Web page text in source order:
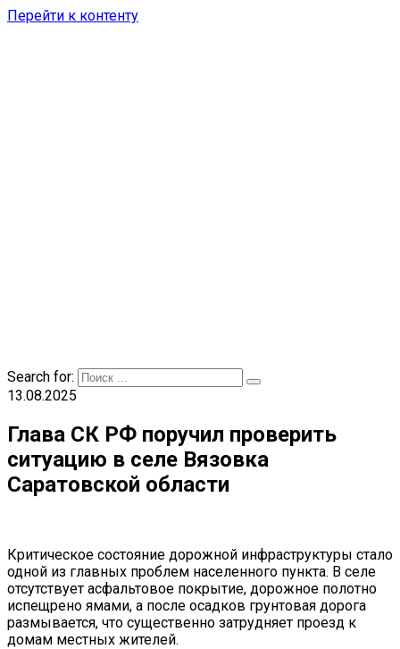
Перейти к контенту
Search for:
13.08.2025
Глава СК РФ поручил проверить
ситуацию в селе Вязовка
Саратовской области
Критическое состояние дорожной инфраструктуры стало
одной из главных проблем населенного пункта. В селе
отсутствует асфальтовое покрытие, дорожное полотно
испещрено ямами, а после осадков грунтовая дорога
размывается, что существенно затрудняет проезд к
домам местных жителей.